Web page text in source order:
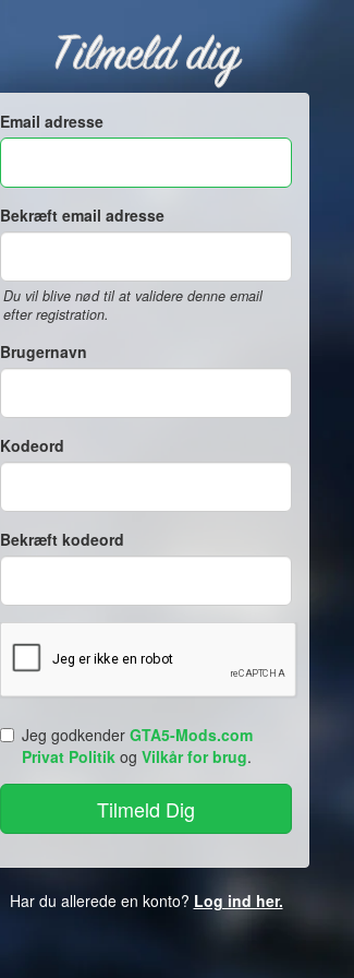
Tilmeld dig
Email adresse
Bekræft email adresse
Du vil blive nød til at validere denne email
efter registration.
Brugernavn
Kodeord
Bekræft kodeord
Jeg godkender GTA5-Mods.com
Privat Politik og Vilkår for brug.
Har du allerede en konto? Log ind her.